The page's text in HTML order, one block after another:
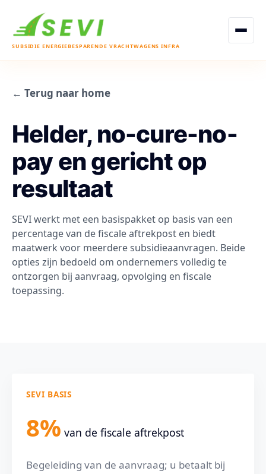
SUBSIDIE ENERGIEBESPARENDE VRACHTWAGENS INFRA
Open
← Terug naar home
Helder, no-cure-no-
pay en gericht op
resultaat
SEVI werkt met een basispakket op basis van een
percentage van de fiscale aftrekpost en biedt
maatwerk voor meerdere subsidieaanvragen. Beide
opties zijn bedoeld om ondernemers volledig te
ontzorgen bij aanvraag, opvolging en fiscale
toepassing.
SEVI BASIS
8% van de fiscale aftrekpost
Begeleiding van de aanvraag; u betaalt bij